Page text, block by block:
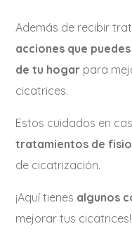
Además de recibir
acciones que
de tu hogar para
cicatrices.
Estos cuidados en
tratamientos de
de cicatrización.
¡Aquí tienes algunos
mejorar tus cicatrices!